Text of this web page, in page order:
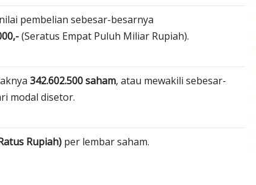
pembelian sebesar-besarnya
(Seratus Empat Puluh Miliar Rupiah).
342.602.500 saham, atau mewakili sebesar-
modal disetor.
Rupiah)per lembar saham.